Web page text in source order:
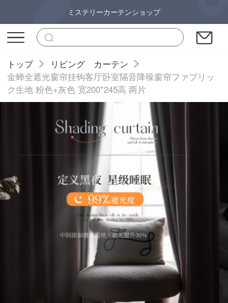
ミステリーカーテンショップ
トップ
リビング カーテン
金蝉全遮光窗帘挂钩客厅卧室隔音降噪窗帘ファブリッ
ク生地 粉色+灰色 宽200*245高 两片